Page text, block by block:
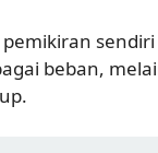
beban,